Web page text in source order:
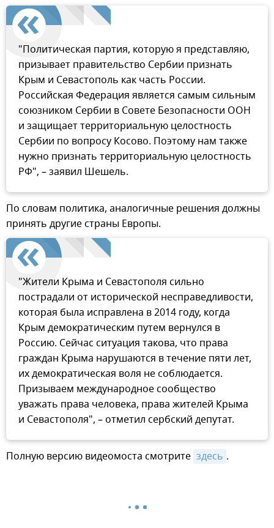
"Политическая партия, которую я представляю,
призывает правительство Сербии признать
Крым и Севастополь как часть России.
Российская Федерация является самым сильным
союзником Сербии в Совете Безопасности ООН
и защищает территориальную целостность
Сербии по вопросу Косово. Поэтому нам также
нужно признать территориальную целостность
РФ", – заявил Шешель.
По словам политика, аналогичные решения должны
принять другие страны Европы.
"Жители Крыма и Севастополя сильно
пострадали от исторической несправедливости,
которая была исправлена в 2014 году, когда
Крым демократическим путем вернулся в
Россию. Сейчас ситуация такова, что права
граждан Крыма нарушаются в течение пяти лет,
их демократическая воля не соблюдается.
Призываем международное сообщество
уважать права человека, права жителей Крыма
и Севастополя", – отметил сербский депутат.
Полную версию видеомоста смотрите здесь .